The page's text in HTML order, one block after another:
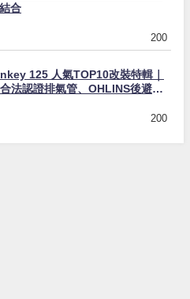
合
200
125 人氣TOP10改裝特輯｜
法認證排氣管、OHLINS後避
200